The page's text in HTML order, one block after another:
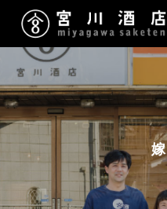
だ
か